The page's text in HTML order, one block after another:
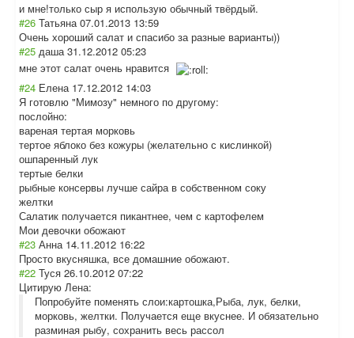
и мне!только сыр я использую обычный твёрдый.
#26 Татьяна 07.01.2013 13:59
Очень хороший салат и спасибо за разные варианты))
#25 даша 31.12.2012 05:23
мне этот салат очень нравится
#24 Елена 17.12.2012 14:03
Я готовлю "Мимозу" немного по другому:
послойно:
вареная тертая морковь
тертое яблоко без кожуры (желательно с кислинкой)
ошпаренный лук
тертые белки
рыбные консервы лучше сайра в собственном соку
желтки
Салатик получается пикантнее, чем с картофелем
Мои девочки обожают
#23 Анна 14.11.2012 16:22
Просто вкусняшка, все домашние обожают.
#22 Туся 26.10.2012 07:22
Цитирую Лена:
Попробуйте поменять слои:картошка,Рыба, лук, белки,
морковь, желтки. Получается еще вкуснее. И обязательно
разминая рыбу, сохранить весь рассол